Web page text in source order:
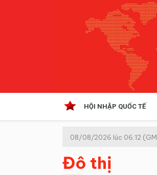
HỘI NHẬP QUỐC TẾ
Kinh tế hội nhập
Doanh nghiệp
08/08/2026 lúc 06:12
Đô thị